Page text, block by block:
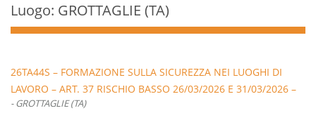
Luogo: GROTTAGLIE (TA)
26TA44S – FORMAZIONE SULLA SICUREZZA NEI LUOGHI DI
LAVORO – ART. 37 RISCHIO BASSO 26/03/2026 E 31/03/2026 –
GROTTAGLIE
- GROTTAGLIE (TA)